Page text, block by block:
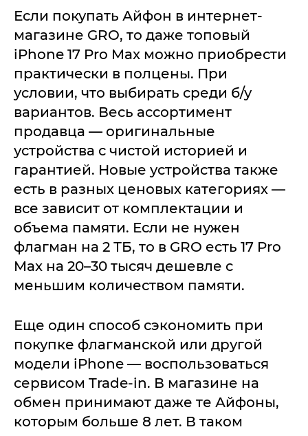
Если покупать Айфон в интернет-
магазине GRO, то даже топовый
iPhone 17 Pro Max можно приобрести
практически в полцены. При
условии, что выбирать среди б/у
вариантов. Весь ассортимент
продавца — оригинальные
устройства с чистой историей и
гарантией. Новые устройства также
есть в разных ценовых категориях —
все зависит от комплектации и
объема памяти. Если не нужен
флагман на 2 ТБ, то в GRO есть 17 Pro
Max на 20–30 тысяч дешевле с
меньшим количеством памяти.
Еще один способ сэкономить при
покупке флагманской или другой
модели iPhone — воспользоваться
сервисом Trade-in. В магазине на
обмен принимают даже те Айфоны,
которым больше 8 лет. В таком